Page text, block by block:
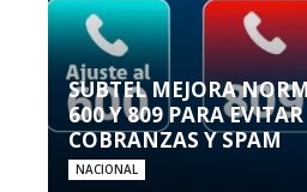
SUBTEL MEJORA
600 Y 809 PARA
COBRANZAS Y SPAM
NACIONAL